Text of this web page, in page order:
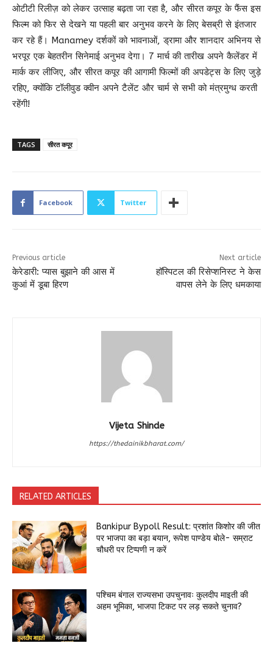
ओटीटी रिलीज़ को लेकर उत्साह बढ़ता जा रहा है, और सीरत कपूर के फैंस इस
फिल्म को फिर से देखने या पहली बार अनुभव करने के लिए बेसब्री से इंतजार
कर रहे हैं। Manamey दर्शकों को भावनाओं, ड्रामा और शानदार अभिनय से
भरपूर एक बेहतरीन सिनेमाई अनुभव देगा। 7 मार्च की तारीख अपने कैलेंडर में
मार्क कर लीजिए, और सीरत कपूर की आगामी फिल्मों की अपडेट्स के लिए जुड़े
रहिए, क्योंकि टॉलीवुड क्वीन अपने टैलेंट और चार्म से सभी को मंत्रमुग्ध करती
रहेंगी!
TAGS सीरत कपूर
Facebook Twitter
Previous article
केरेडारी: प्यास बुझाने की आस में
कुआं में डूबा हिरण
Next article
हॉस्पिटल की रिसेप्शनिस्ट ने केस
वापस लेने के लिए धमकाया
Vijeta Shinde
https://thedainikbharat.com/
RELATED ARTICLES
Bankipur Bypoll Result: प्रशांत किशोर की जीत
पर भाजपा का बड़ा बयान, रूपेश पाण्डेय बोले- सम्राट
चौधरी पर टिप्पणी न करें
पश्चिम बंगाल राज्यसभा उपचुनावः कुलदीप माइती की
अहम भूमिका, भाजपा टिकट पर लड़ सकते चुनाव?